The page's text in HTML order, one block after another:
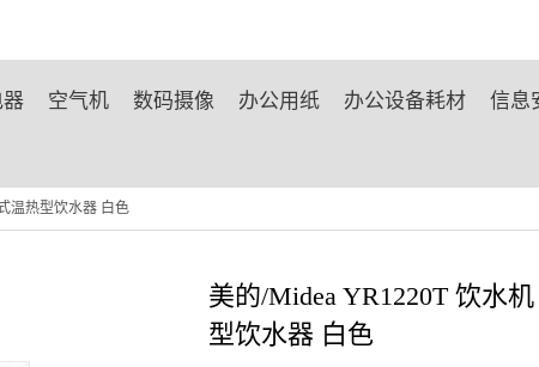
器 空气机 数码摄像 办公用纸 办公设备耗材 信息
温热型饮水器 白色
美的/Midea YR1220T 饮水
型饮水器 白色